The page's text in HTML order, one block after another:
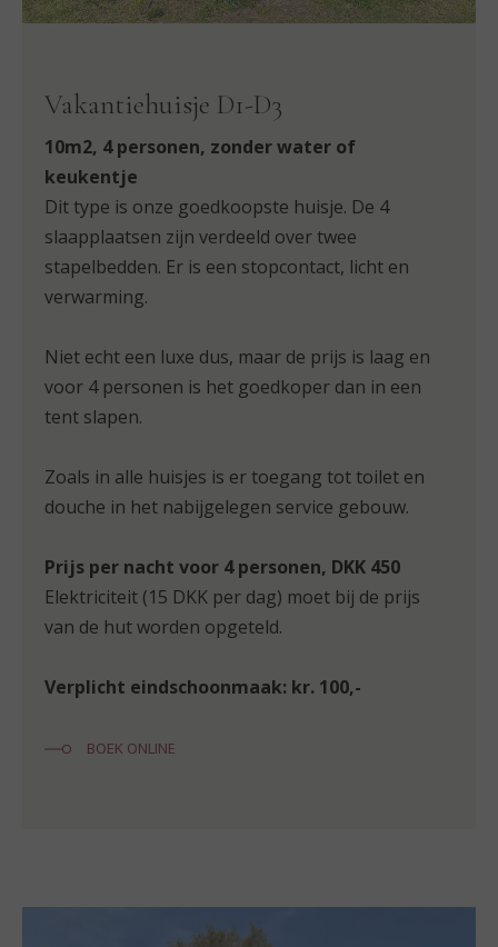
Vakantiehuisje D1-D3
10m2, 4 personen, zonder water of
keukentje
Dit type is onze goedkoopste huisje. De 4
slaapplaatsen zijn verdeeld over twee
stapelbedden. Er is een stopcontact, licht en
verwarming.
Niet echt een luxe dus, maar de prijs is laag en
voor 4 personen is het goedkoper dan in een
tent slapen.
Zoals in alle huisjes is er toegang tot toilet en
douche in het nabijgelegen service gebouw.
Prijs per nacht voor 4 personen, DKK 450
Elektriciteit (15 DKK per dag) moet bij de prijs
van de hut worden opgeteld.
Verplicht eindschoonmaak: kr. 100,-
BOEK ONLINE